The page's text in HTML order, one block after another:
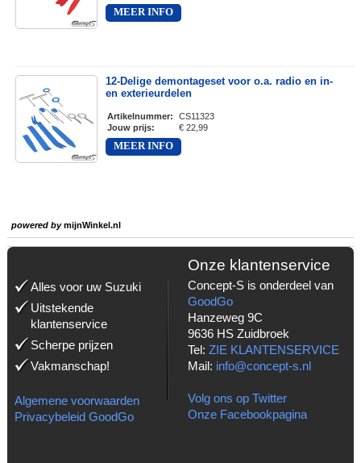
MEER INFO
12-Delige demontageset voor o.a. radio en in-
en exterieurdelen
Artikelnummer:
CS11323
Jouw prijs: € 22,99
MEER INFO
powered bymijnWinkel.nl
Alles voor uw Suzuki
Uitstekende
klantenservice
Scherpe prijzen
Vakmanschap!
Algemene voorwaarden
Privacybeleid GoodGo
Onze klantenservice
Concept-S is onderdeel van
GoodGo
Hanzeweg 9C
9636 HS Zuidbroek
Tel: ZIE KLANTENSERVICE
Mail: info@concept-s.nl
Volg ons op Twitter
Onze Facebookpagina